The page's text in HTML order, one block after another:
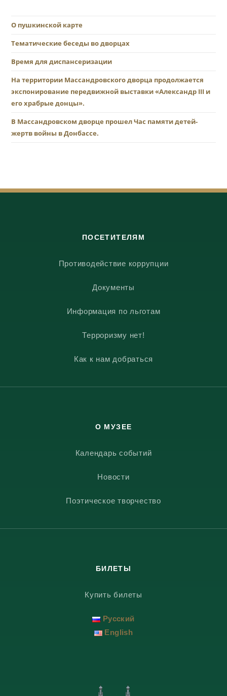
О пушкинской карте
Тематические беседы во дворцах
Время для диспансеризации
На территории Массандровского дворца продолжается
экспонирование передвижной выставки «Александр III и
его храбрые донцы».
В Массандровском дворце прошел Час памяти детей-
жертв войны в Донбассе.
ПОСЕТИТЕЛЯМ
Противодействие коррупции
Документы
Информация по льготам
Терроризму нет!
Как к нам добраться
О МУЗЕЕ
Календарь событий
Новости
Поэтическое творчество
БИЛЕТЫ
Купить билеты
Русский
English